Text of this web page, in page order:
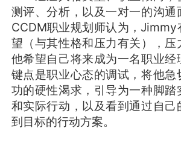
测评、分析，以及一对一的沟通
CCDM职业规划师认为，Jimmy
望（与其性格和压力有关），压
他希望自己将来成为一名职业经
键点是职业心态的调试，将他急
功的硬性渴求，引导为一种脚踏
和实际行动，以及看到通过自己
到目标的行动方案。